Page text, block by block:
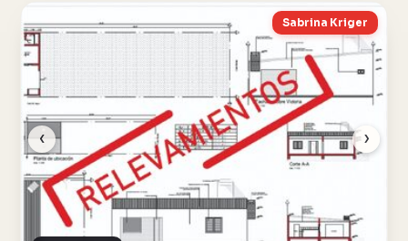
‹ ›
Sabrina Kriger